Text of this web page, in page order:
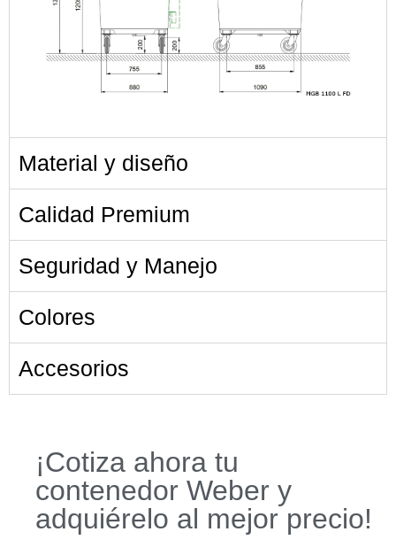
Material y diseño
Calidad Premium
Seguridad y Manejo
Colores
Accesorios
¡Cotiza ahora tu
contenedor Weber y
adquiérelo al mejor precio!